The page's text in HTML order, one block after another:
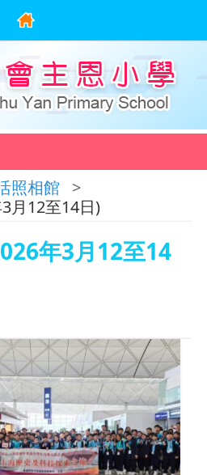
照相館
>
月12至14日)
年3月12至14